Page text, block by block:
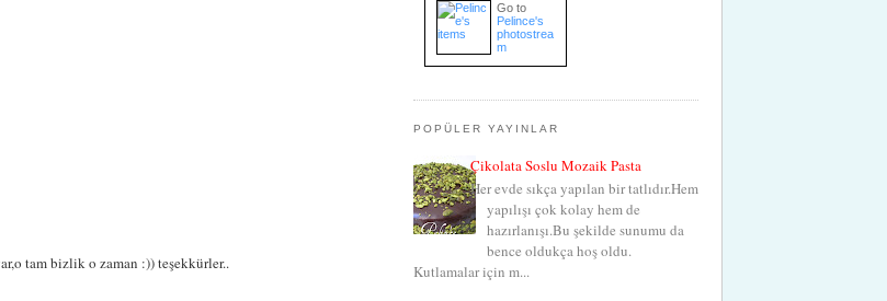
tam bizlik o zaman :)) teşekkürler..
Go to
Pelince's
photostrea
m
POPÜLER YAYINLAR
Çikolata Soslu Mozaik Pasta
Her evde sıkça yapılan bir tatlıdır.Hem
yapılışı çok kolay hem de
hazırlanışı.Bu şekilde sunumu da
bence oldukça hoş oldu.
Kutlamalar için m...